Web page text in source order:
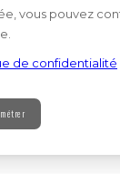
vous pouvez
de confidentialité